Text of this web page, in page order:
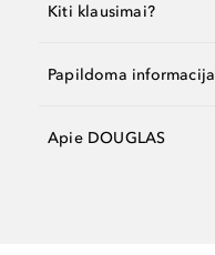
Kiti klausimai?
Papildoma informacija
Apie DOUGLAS